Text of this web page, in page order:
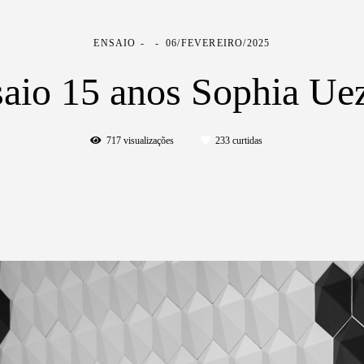
ENSAIO 06/FEVEREIRO/2025
15 anos Sophia
717visualizações 233curtidas